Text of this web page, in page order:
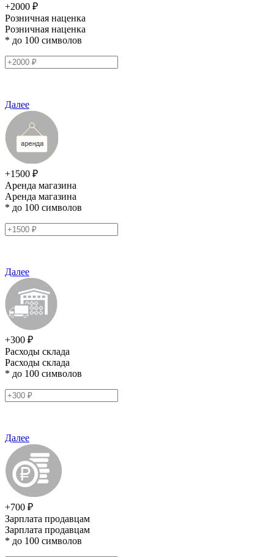
+2000 ₽
Розничная наценка
Розничная наценка
* до 100 символов
Далее
+1500 ₽
Аренда магазина
Аренда магазина
* до 100 символов
Далее
+300 ₽
Расходы склада
Расходы склада
* до 100 символов
Далее
+700 ₽
Зарплата продавцам
Зарплата продавцам
* до 100 символов